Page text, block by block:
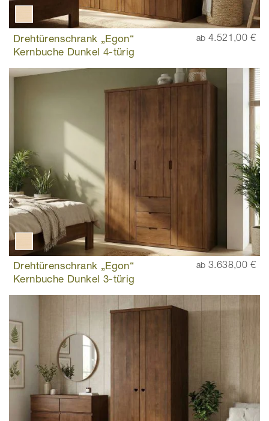
Drehtürenschrank „Egon“
Kernbuche Dunkel 4-türig
ab 4.521,00 €
Drehtürenschrank „Egon“
Kernbuche Dunkel 3-türig
ab 3.638,00 €